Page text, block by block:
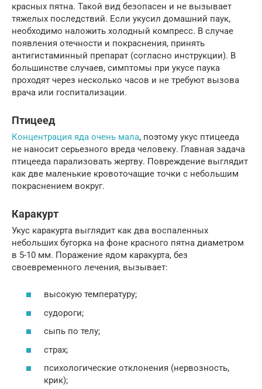
красных пятна. Такой вид безопасен и не вызывает
тяжелых последствий. Если укусил домашний паук,
необходимо наложить холодный компресс. В случае
появления отечности и покраснения, принять
антигистаминный препарат (согласно инструкции). В
большинстве случаев, симптомы при укусе паука
проходят через несколько часов и не требуют вызова
врача или госпитализации.
Птицеед
Концентрация яда очень мала, поэтому укус птицееда
не наносит серьезного вреда человеку. Главная задача
птицееда парализовать жертву. Повреждение выглядит
как две маленькие кровоточащие точки с небольшим
покраснением вокруг.
Каракурт
Укус каракурта выглядит как два воспаленных
небольших бугорка на фоне красного пятна диаметром
в 5-10 мм. Поражение ядом каракурта, без
своевременного лечения, вызывает:
высокую температуру;
судороги;
сыпь по телу;
страх;
психологические отклонения (нервозность,
крик);